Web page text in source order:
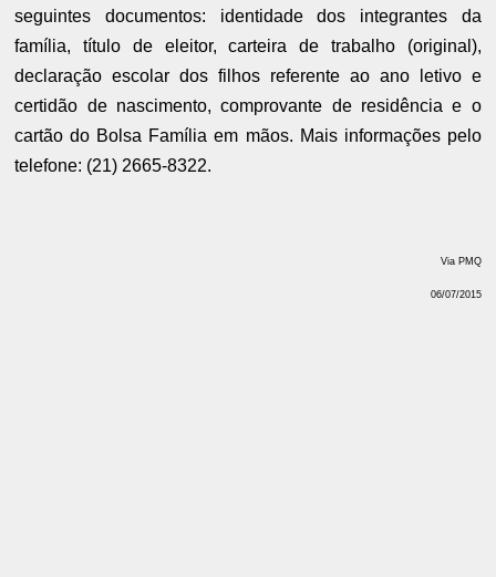
seguintes documentos: identidade dos integrantes da
família, título de eleitor, carteira de trabalho (original),
declaração escolar dos filhos referente ao ano letivo e
certidão de nascimento, comprovante de residência e o
cartão do Bolsa Família em mãos. Mais informações pelo
telefone: (21) 2665-8322.
Via PMQ
06/07/2015